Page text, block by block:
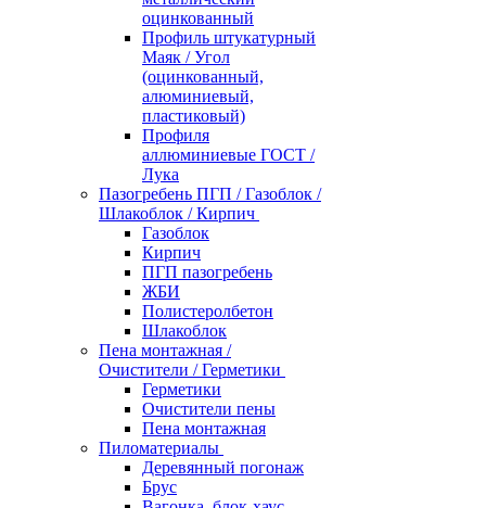
оцинкованный
Профиль штукатурный
Маяк / Угол
(оцинкованный,
алюминиевый,
пластиковый)
Профиля
аллюминиевые ГОСТ /
Лука
Пазогребень ПГП / Газоблок /
Шлакоблок / Кирпич
Газоблок
Кирпич
ПГП пазогребень
ЖБИ
Полистеролбетон
Шлакоблок
Пена монтажная /
Очистители / Герметики
Герметики
Очистители пены
Пена монтажная
Пиломатериалы
Деревянный погонаж
Брус